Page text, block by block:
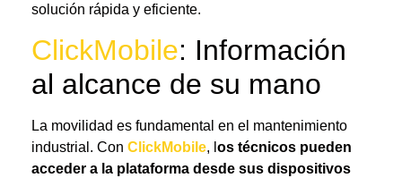
solución rápida y eficiente.
ClickMobile: Información
al alcance de su mano
La movilidad es fundamental en el mantenimiento
industrial. Con ClickMobile, l os técnicos pueden
acceder a la plataforma desde sus dispositivos